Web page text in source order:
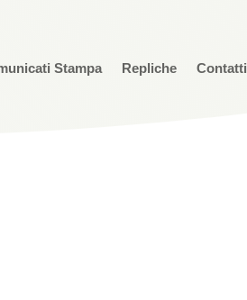
Stampa Repliche Contatti